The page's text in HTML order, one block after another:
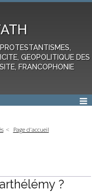
GEOPOLITIQUE DES
FRANCOPHONIE
Page d'accueil
?